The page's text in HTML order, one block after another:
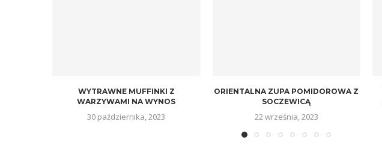
WYTRAWNE MUFFINKI Z
WARZYWAMI NA WYNOS
30 października, 2023
ORIENTALNA ZUPA POMIDOROWA Z
SOCZEWICĄ
22 września, 2023